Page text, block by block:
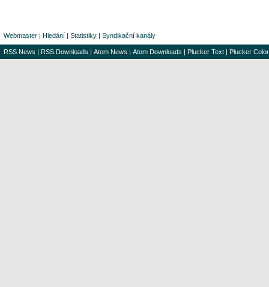
Webmaster | Hledání | Statistiky | Syndikační kanály
RSS News | RSS Downloads | Atom News | Atom Downloads | Plucker Text | Plucker Color